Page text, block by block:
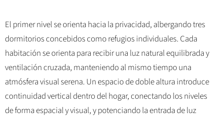
El primer nivel se orienta hacia la privacidad, albergando tres
dormitorios concebidos como refugios individuales. Cada
habitación se orienta para recibir una luz natural equilibrada y
ventilación cruzada, manteniendo al mismo tiempo una
atmósfera visual serena. Un espacio de doble altura introduce
continuidad vertical dentro del hogar, conectando los niveles
de forma espacial y visual, y potenciando la entrada de luz